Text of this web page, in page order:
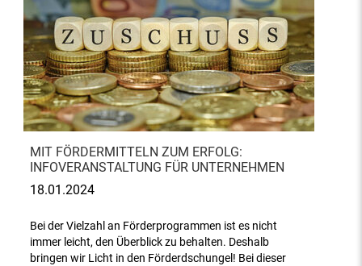
MIT FÖRDERMITTELN ZUM ERFOLG:
INFOVERANSTALTUNG FÜR UNTERNEHMEN
18.01.2024
Bei der Vielzahl an Förderprogrammen ist es nicht
immer leicht, den Überblick zu behalten. Deshalb
bringen wir Licht in den Förderdschungel! Bei dieser